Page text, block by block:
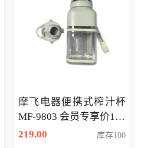
摩飞电器便携式榨汁杯
MF-9803 会员专享价138
元
219.00 库存100